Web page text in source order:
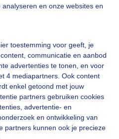
en onze websites en
toestemming voor geeft, je
communicatie en aanbod
advertenties te tonen, en voor
4 mediapartners. Ook content
enkel getoond met jouw
partners gebruiken cookies
advertentie- en
en ontwikkeling van
partners kunnen ook je precieze
geduld aub...